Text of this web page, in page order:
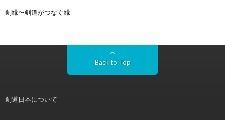
剣縁〜剣道がつなぐ縁
Back to Top
剣道日本について